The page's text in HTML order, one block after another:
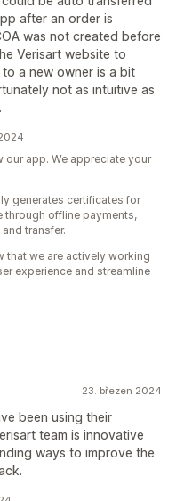
after an order is
was not created before
Verisart website to
a new owner is a bit
not as intuitive as
our app. We appreciate your
generates certificates for
through offline payments,
transfer.
that we are actively working
experience and streamline
23. březen 2024
been using their
team is innovative
ways to improve the